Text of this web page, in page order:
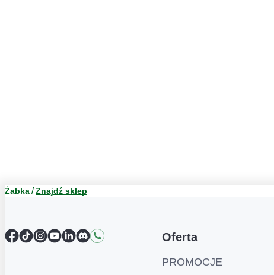
Żabka Znajdź sklep
Facebook
TikTokInstagram
YouTube
LinkedIn
DiscordKontakt Oferta
PROMOCJE